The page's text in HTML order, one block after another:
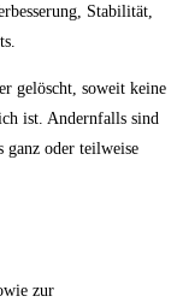
Stabilität,
gelöscht, soweit keine
ist. Andernfalls sind
ganz oder teilweise
zur